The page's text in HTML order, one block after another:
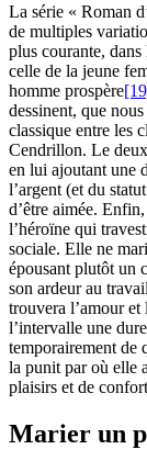
La série « Roman
de multiples
plus courante,
celle de la jeune
homme prospère
dessinent, que
classique entre les
Cendrillon. Le
en lui ajoutant une
l’argent (et du
d’être aimée.
l’héroïne qui
sociale. Elle ne
épousant plutôt un
son ardeur au
trouvera l’amour et
l’intervalle une
temporairement de
la punit par où elle
plaisirs et de
Marier un